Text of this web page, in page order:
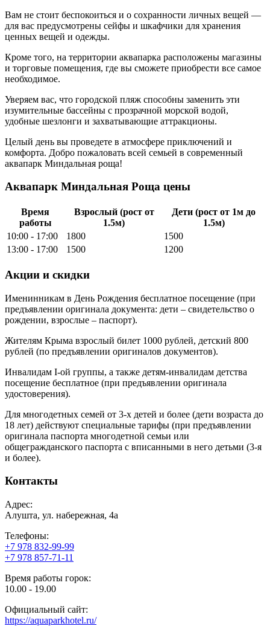
Вам не стоит беспокоиться и о сохранности личных вещей —
для вас предусмотрены сейфы и шкафчики для хранения
ценных вещей и одежды.
Кроме того, на территории аквапарка расположены магазины
и торговые помещения, где вы сможете приобрести все самое
необходимое.
Уверяем вас, что городской пляж способны заменить эти
изумительные бассейны с прозрачной морской водой,
удобные шезлонги и захватывающие аттракционы.
Целый день вы проведете в атмосфере приключений и
комфорта. Добро пожаловать всей семьей в современный
аквапарк Миндальная роща!
Аквапарк Миндальная Роща цены
Время
работы
Взрослый (рост от
1.5м)
Дети (рост от 1м до
1.5м)
10:00 - 17:00
1800
1500
13:00 - 17:00
1500 1200
Акции и скидки
Именинникам в День Рождения бесплатное посещение (при
предъявлении оригинала документа: дети – свидетельство о
рождении, взрослые – паспорт).
Жителям Крыма взрослый билет 1000 рублей, детский 800
рублей (по предъявлении оригиналов документов).
Инвалидам I-ой группы, а также детям-инвалидам детства
посещение бесплатное (при предъявлении оригинала
удостоверения).
Для многодетных семей от 3-х детей и более (дети возраста до
18 лет) действуют специальные тарифы (при предъявлении
оригинала паспорта многодетной семьи или
общегражданского паспорта с вписанными в него детьми (3-я
и более).
Контакты
Адрес:
Алушта, ул. набережная, 4а
Телефоны:
+7 978 832-99-99
+7 978 857-71-11
Время работы горок:
10.00 - 19.00
Официальный сайт:
https://aquaparkhotel.ru/